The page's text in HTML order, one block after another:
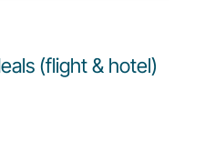
(flight & hotel)